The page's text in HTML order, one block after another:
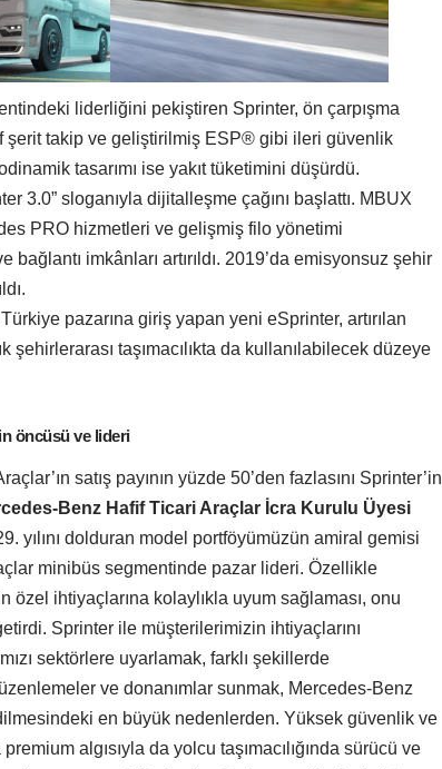
liderliğini pekiştiren Sprinter, ön çarpışma
şerit takip ve geliştirilmiş ESP® gibi ileri güvenlik
tasarımı ise yakıt tüketimini düşürdü.
3.0” sloganıyla dijitalleşme çağını başlattı. MBUX
PRO hizmetleri ve gelişmiş filo yönetimi
imkânları artırıldı. 2019’da emisyonsuz şehir
pazarına giriş yapan yeni eSprinter, artırılan
şehirlerarası taşımacılıkta da kullanılabilecek düzeye
öncüsü ve lideri
satış payının yüzde 50’den fazlasını Sprinter’in
Benz Hafif Ticari Araç lar İcra Kurulu Üyesi
yılını dolduran model portföyümüzün amiral gemisi
minibüs segmentinde pazar lideri. Özellikle
özel ihtiyaçlarına kolaylıkla uyum sağlaması, onu
Sprinter ile müşterilerimizin ihtiyaçlarını
sektörlere uyarlamak, farklı şekillerde
ve donanımlar sunmak, Mercedes-Benz
en büyük nedenlerden. Yüksek güvenlik ve
algısıyla da yolcu taşımacılığında sürücü ve